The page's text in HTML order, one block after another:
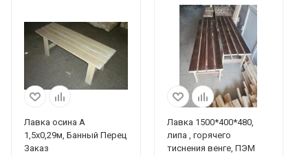
Лавка осина А
1,5х0,29м, Банный Перец
Заказ
Лавка 1500*400*480,
липа , горячего
тиснения венге, ПЭМ